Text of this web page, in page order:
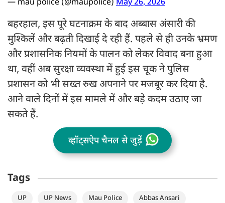
— mau police (@maupolice) May 26, 2026
बहरहाल, इस पूरे घटनाक्रम के बाद अब्बास अंसारी की
मुश्किलें और बढ़ती दिखाई दे रही हैं. पहले से ही उनके भ्रमण
और प्रशासनिक नियमों के पालन को लेकर विवाद बना हुआ
था, वहीं अब सुरक्षा व्यवस्था में हुई इस चूक ने पुलिस
प्रशासन को भी सख्त रुख अपनाने पर मजबूर कर दिया है.
आने वाले दिनों में इस मामले में और बड़े कदम उठाए जा
सकते हैं.
व्हॉट्सऐप चैनल से जुड़ें
Tags
UP UP News Mau Police
Abbas Ansari